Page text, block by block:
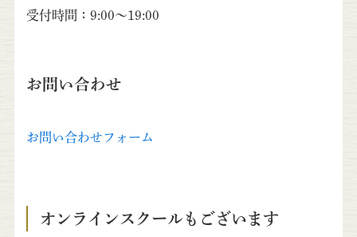
受付時間：9:00～19:00
お問い合わせ
お問い合わせフォーム
オンラインスクールもございます